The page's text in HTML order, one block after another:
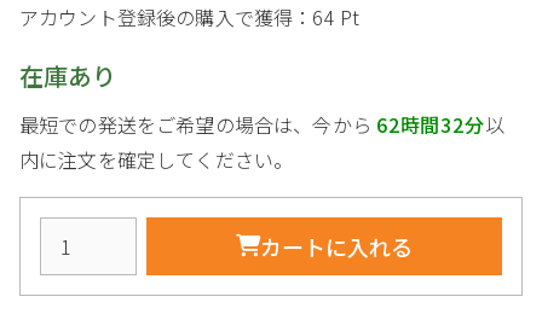
アカウント登録後の購入で獲得： 64 Pt
在庫あり
最短での発送をご希望の場合は、今から 62時間32分以
内に注文を確定してください。
カートに入れる